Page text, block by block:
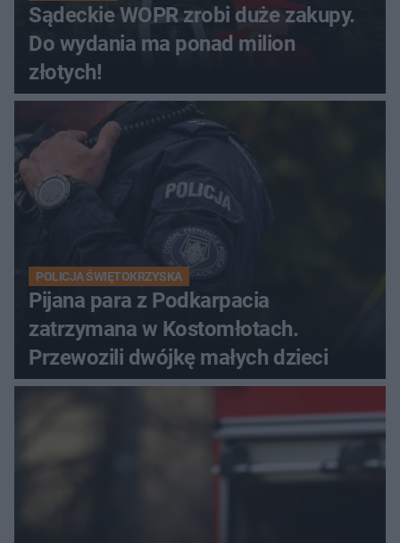
Sądeckie WOPR zrobi duże zakupy.
Do wydania ma ponad milion
złotych!
POLICJA ŚWIĘTOKRZYSKA
Pijana para z Podkarpacia
zatrzymana w Kostomłotach.
Przewozili dwójkę małych dzieci